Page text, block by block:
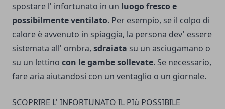
spostare l' infortunato in un luogo fresco e
possibilmente ventilato. Per esempio, se il colpo di
calore è avvenuto in spiaggia, la persona dev' essere
sistema­ta all' ombra, sdraiata su un asciugamano o
su un lettino con le gambe sollevate. Se necessario,
fare aria aiutandosi con un venta­glio o un giornale.
SCOPRIRE L' INFORTUNATO IL PIù POSSIBILE